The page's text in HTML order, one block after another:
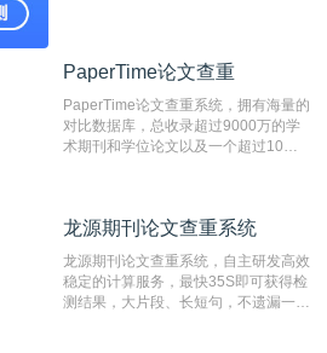
系统，可检测中文、英文两种语言的论
PaperTime论文查重
PaperTime论文查重系统，拥有海量的
对比数据库，总收录超过9000万的学
术期刊和学位论文以及一个超过10亿
对，利用指纹索引快速而精准地在云检
有相似的片段，该项技术检测速度快、
准确率高，市场反映良好。
龙源期刊论文查重系统
龙源期刊论文查重系统，自主研发高效
稳定的计算服务，最快35S即可获得检
测结果，大片段、长短句，不遗漏一处